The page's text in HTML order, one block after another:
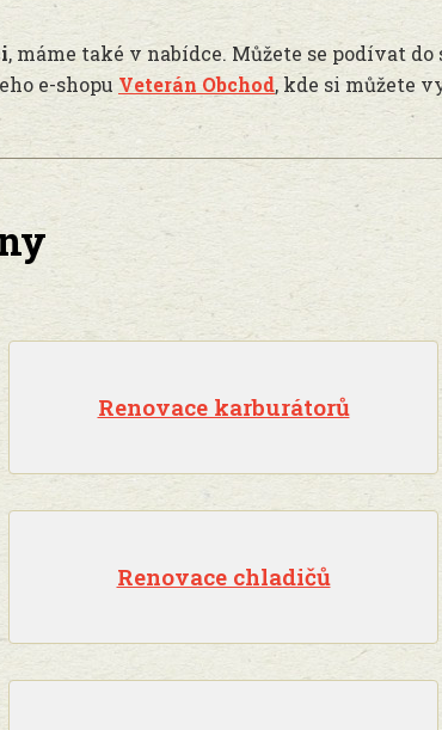
, máme také v nabídce. Můžete se podívat do
e-shopu Veterán Obchod, kde si můžete
Renovace karburátorů
Renovace chladičů